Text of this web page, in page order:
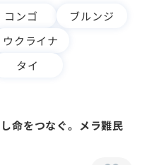
コンゴ
ブルンジ
ウクライナ
タイ
命をつなぐ。メラ難民